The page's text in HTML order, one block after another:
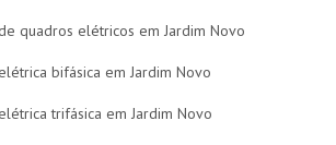
quadros elétricos em Jardim Novo
bifásica em Jardim Novo
trifásica em Jardim Novo